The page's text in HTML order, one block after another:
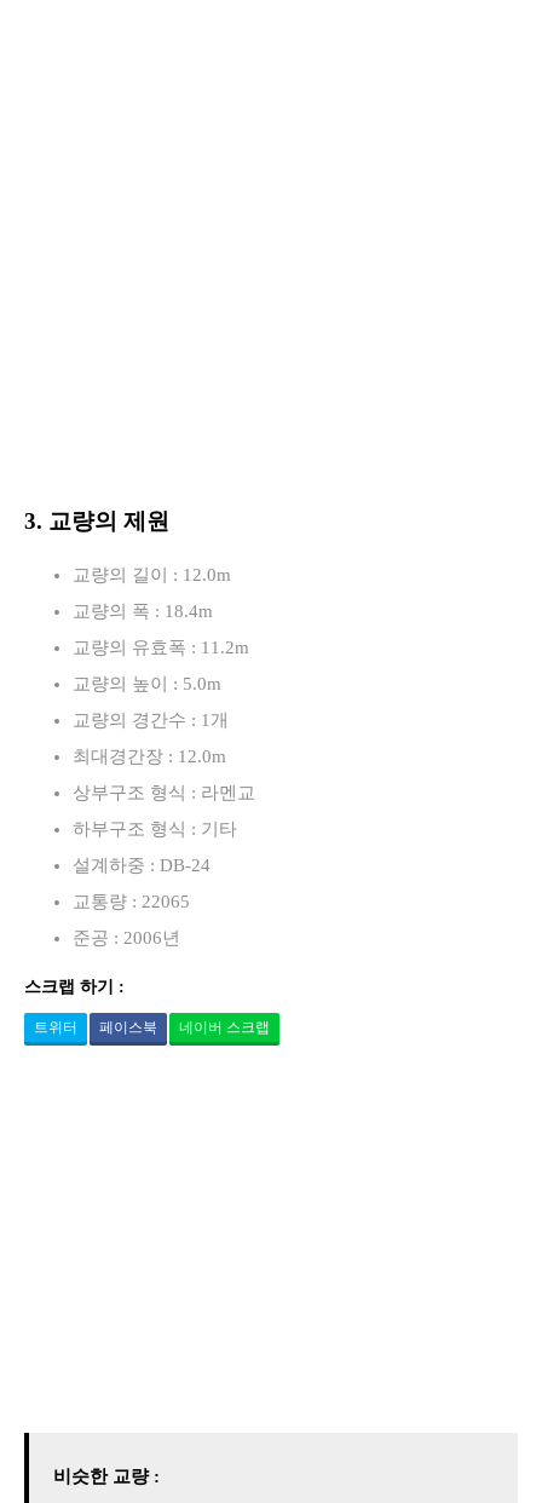
3. 교량의 제원
교량의 길이 : 12.0m
교량의 폭 : 18.4m
교량의 유효폭 : 11.2m
교량의 높이 : 5.0m
교량의 경간수 : 1개
최대경간장 : 12.0m
상부구조 형식 : 라멘교
하부구조 형식 : 기타
설계하중 : DB-24
교통량 : 22065
준공 : 2006년
스크랩 하기 :
트위터 페이스북 네이버 스크랩
비슷한 교량 :